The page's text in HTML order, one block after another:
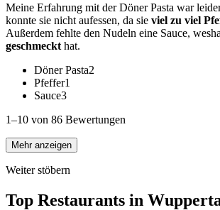
Meine Erfahrung mit der Döner Pasta war
konnte sie nicht aufessen, da sie viel zu viel
Außerdem fehlte den Nudeln eine Sauce,
geschmeckt hat.
Döner Pasta2
Pfeffer1
Sauce3
1–10 von 86 Bewertungen
Mehr anzeigen
Weiter stöbern
Top Restaurants in